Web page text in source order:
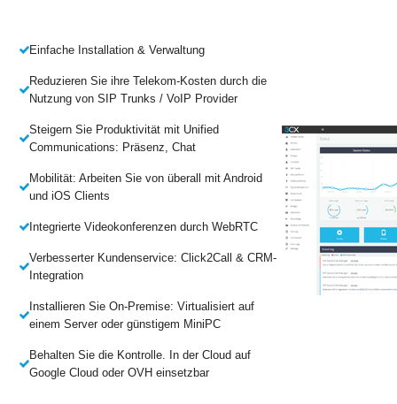
Einfache Installation & Verwaltung
Reduzieren Sie ihre Telekom-Kosten durch die
Nutzung von SIP Trunks / VoIP Provider
Steigern Sie Produktivität mit Unified
Communications: Präsenz, Chat
Mobilität: Arbeiten Sie von überall mit Android
und iOS Clients
Integrierte Videokonferenzen durch WebRTC
Verbesserter Kundenservice: Click2Call & CRM-
Integration
Installieren Sie On-Premise: Virtualisiert auf
einem Server oder günstigem MiniPC
Behalten Sie die Kontrolle. In der Cloud auf
Google Cloud oder OVH einsetzbar